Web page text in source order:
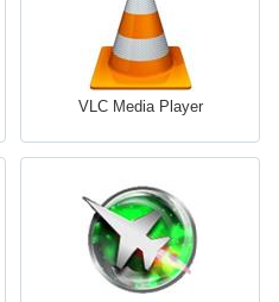
VLC Media Player